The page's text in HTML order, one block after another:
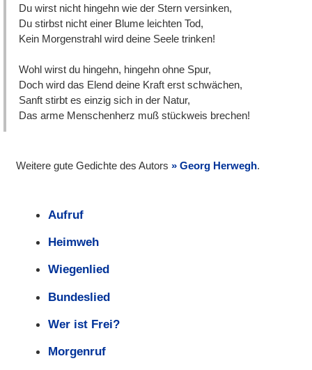
Du wirst nicht hingehn wie der Stern versinken,
Du stirbst nicht einer Blume leichten Tod,
Kein Morgenstrahl wird deine Seele trinken!
Wohl wirst du hingehn, hingehn ohne Spur,
Doch wird das Elend deine Kraft erst schwächen,
Sanft stirbt es einzig sich in der Natur,
Das arme Menschenherz muß stückweis brechen!
Weitere gute Gedichte des Autors Georg Herwegh.
Aufruf
Heimweh
Wiegenlied
Bundeslied
Wer ist Frei?
Morgenruf